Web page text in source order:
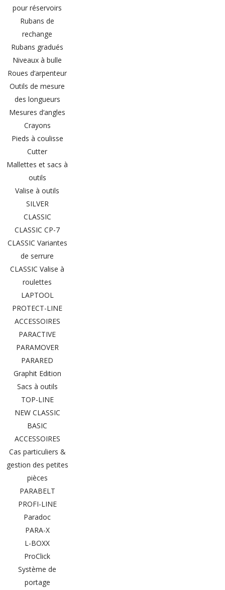
pour réservoirs
Rubans de
rechange
Rubans gradués
Niveaux à bulle
Roues d‘arpenteur
Outils de mesure
des longueurs
Mesures d‘angles
Crayons
Pieds à coulisse
Cutter
Mallettes et sacs à
outils
Valise à outils
SILVER
CLASSIC
CLASSIC CP-7
CLASSIC Variantes
de serrure
CLASSIC Valise à
roulettes
LAPTOOL
PROTECT-LINE
ACCESSOIRES
PARACTIVE
PARAMOVER
PARARED
Graphit Edition
Sacs à outils
TOP-LINE
NEW CLASSIC
BASIC
ACCESSOIRES
Cas particuliers &
gestion des petites
pièces
PARABELT
PROFI-LINE
Paradoc
PARA-X
L-BOXX
ProClick
Système de
portage